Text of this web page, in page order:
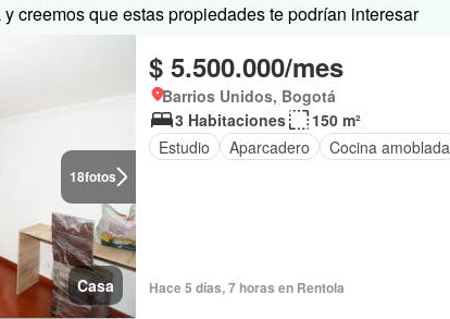
creemos que estas propiedades te podrían interesar
18fotos
Casa
$ 5.500.000/mes
Barrios Unidos, Bogotá
3 Habitaciones
150 m²
Estudio
Aparcadero Cocina amoblada
Hace 5 días, 7 horas en Rentola